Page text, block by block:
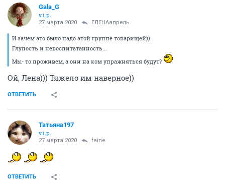
Gala_G
v.i.p.
27 марта 2020 ЕЛЕНАапрель
И зачем это было надо этой группе товарищей)).
Глупость и невоспитатанность...
Мы- то проживем, а они на ком упражняться будут?
Ой, Лена))) Тяжело им наверное))
ОТВЕТИТЬ
Татьяна197
v.i.p.
27 марта 2020 faine
ОТВЕТИТЬ